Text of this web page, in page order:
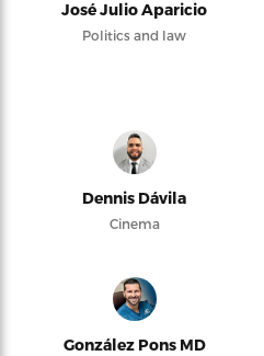
José Julio Aparicio
Politics and law
Dennis Dávila
Cinema
González Pons MD